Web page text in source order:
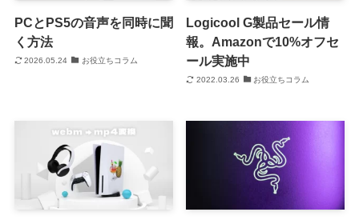
PCとPS5の音声を同時に聞
く方法
2026.05.24 お役立ちコラム
Logicool G製品セール情
報。Amazonで10%オフセ
ール実施中
2022.03.26 お役立ちコラム